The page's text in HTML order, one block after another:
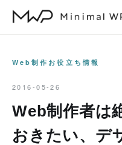
Web制作お役立ち情報
2016-05-26
Web制作者は
おきたい、デ